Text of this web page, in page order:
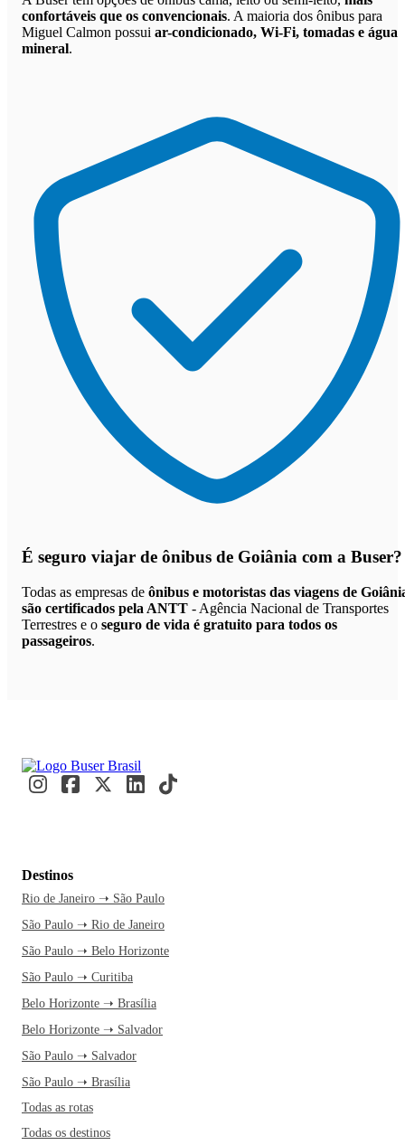
confortáveis que os convencionais. A maioria dos ônibus para
Miguel Calmon possui ar-condicionado, Wi-Fi, tomadas e água
mineral.
É seguro viajar de ônibus de Goiânia com a Buser?
Todas as empresas de ônibus e motoristas das viagens de
são certificados pela ANTT - Agência Nacional de Transportes
Terrestres e o seguro de vida é gratuito para todos os
passageiros.
Destinos
Rio de Janeiro ➝ São Paulo
São Paulo ➝ Rio de Janeiro
São Paulo ➝ Belo Horizonte
São Paulo ➝ Curitiba
Belo Horizonte ➝ Brasília
Belo Horizonte ➝ Salvador
São Paulo ➝ Salvador
São Paulo ➝ Brasília
Todas as rotas
Todas os destinos